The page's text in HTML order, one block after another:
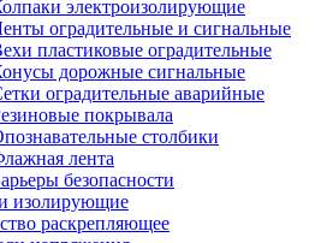
электроизолирующие
оградительные и сигнальные
пластиковые оградительные
дорожные сигнальные
оградительные аварийные
покрывала
столбики
лента
безопасности
изолирующие
раскрепляющее